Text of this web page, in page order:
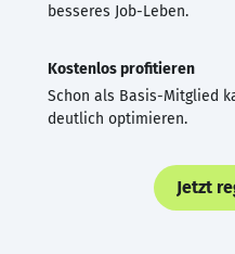
besseres Job-Leben.
Kostenlos profitieren
Schon als Basis-Mitglied
deutlich optimieren.
Jetzt